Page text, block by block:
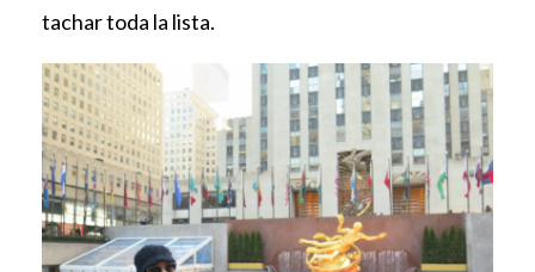
tachar toda la lista.